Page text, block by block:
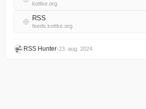
kottke.org
RSS
feeds.kottke.org
RSS Hunter•23. aug. 2024